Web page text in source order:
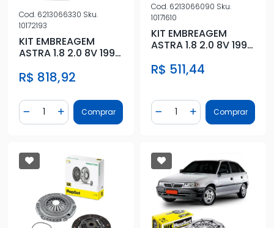
Cod. 6213066330 Sku.
10172193
KIT EMBREAGEM
ASTRA 1.8 2.0 8V 1999
R$ 818,92
Diminuir Quantidade
Quantidade
Adicionar Quantidade
Comprar
Cod. 6213066090 Sku.
10171610
KIT EMBREAGEM
ASTRA 1.8 2.0 8V 1999
R$ 511,44
Diminuir Quantidade
Quantidade
AdicionarComprar